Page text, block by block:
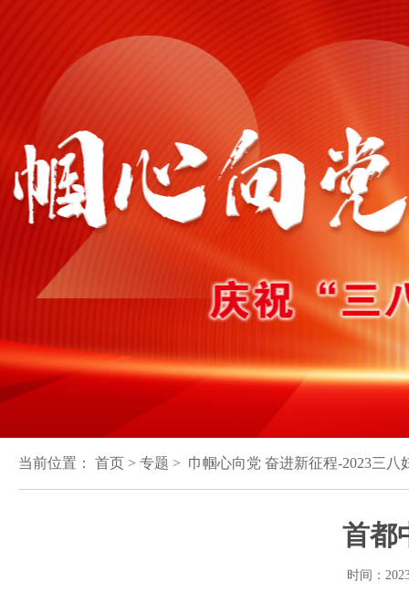
当前位置： 首页 > 专题 > 巾帼心向党 奋进新征程-2023三
首都
时间：